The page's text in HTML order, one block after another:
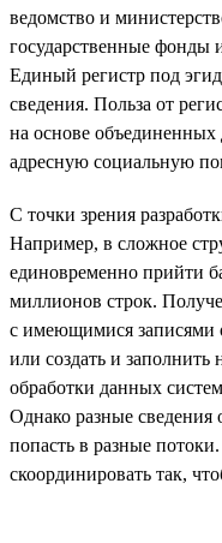
ведомство и
государственные фонды
Единый регистр под
сведения. Польза от
на основе
адресную социальную
С точки зрения
Например, в сложное
единовременно прийти
миллионов строк.
с имеющимися записями
или создать и заполнить
обработки данных
Однако разные сведения
попасть в разные
скоординировать так,